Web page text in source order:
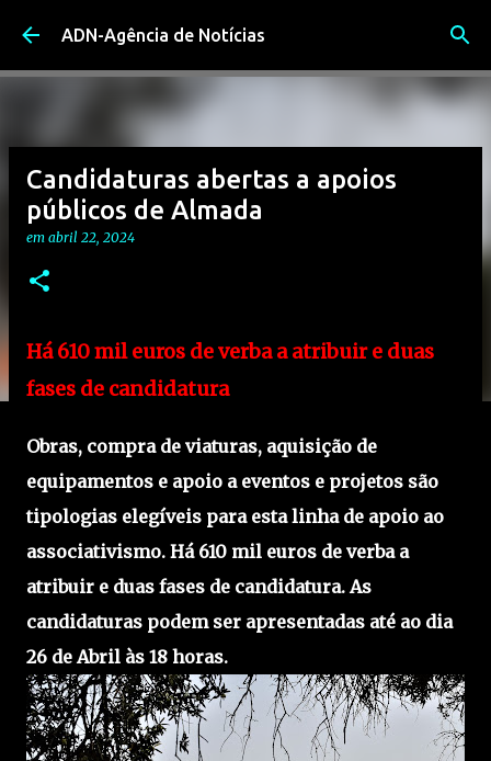
Avançar para o conteúdo principal
ADN-Agência de Notícias
Candidaturas abertas a apoios
públicos de Almada
em abril 22, 2024
Há 610 mil euros de verba a atribuir e duas
fases de candidatura
Obras, compra de viaturas, aquisição de
equipamentos e apoio a eventos e projetos são
tipologias elegíveis para esta linha de apoio ao
associativismo. Há 610 mil euros de verba a
atribuir e duas fases de candidatura. As
candidaturas podem ser apresentadas até ao dia
26 de Abril às 18 horas.